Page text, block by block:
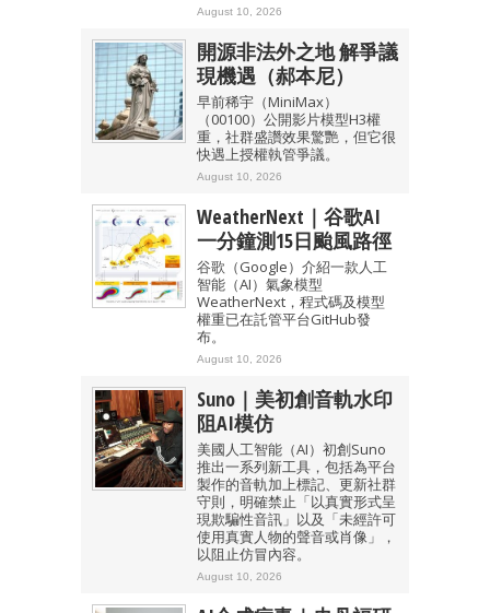
August 10, 2026
開源非法外之地 解爭議
現機遇（郝本尼）
早前稀宇（MiniMax）
（00100）公開影片模型H3權
重，社群盛讚效果驚艷，但它很
快遇上授權執管爭議。
August 10, 2026
WeatherNext｜谷歌AI
一分鐘測15日颱風路徑
谷歌（Google）介紹一款人工
智能（AI）氣象模型
WeatherNext，程式碼及模型
權重已在託管平台GitHub發
布。
August 10, 2026
Suno｜美初創音軌水印
阻AI模仿
美國人工智能（AI）初創Suno
推出一系列新工具，包括為平台
製作的音軌加上標記、更新社群
守則，明確禁止「以真實形式呈
現欺騙性音訊」以及「未經許可
使用真實人物的聲音或肖像」，
以阻止仿冒內容。
August 10, 2026